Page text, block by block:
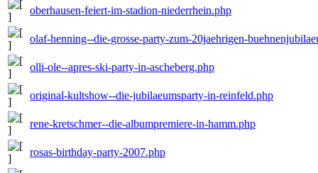
oberhausen-feiert-im-stadion-niederrhein.php
olaf-henning--die-grosse-party-zum-20jaehrigen-
olli-ole--apres-ski-party-in-ascheberg.php
original-kultshow--die-jubilaeumsparty-in-reinfeld.php
rene-kretschmer--die-albumpremiere-in-hamm.php
rosas-birthday-party-2007.php